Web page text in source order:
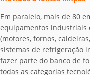
Em paralelo, mais de 80
equipamentos industriais
(motores, fornos,
sistemas de refrigeração
fazer parte do banco de
todas as categorias